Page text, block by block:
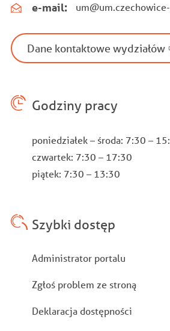
e-mail:
Dane kontaktowe wydziałów
Godziny pracy
poniedziałek – środa: 7:30 –
czwartek: 7:30 – 17:30
piątek: 7:30 – 13:30
Szybki dostęp
Stopka
Administrator portalu
Zgłoś problem ze stroną
Deklaracja dostępności